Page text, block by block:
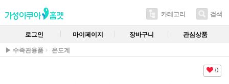
카테고리 검색
로그인 마이페이지 장바구니 관심상품
▶ 수족관용품 온도계
0